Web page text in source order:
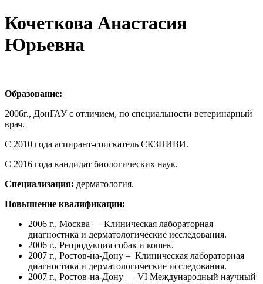
Кочеткова Анастасия
Юрьевна
Образование:
2006г., ДонГАУ с отличием, по специальности ветеринарный
врач.
С 2010 года аспирант-соискатель СКЗНИВИ.
C 2016 года кандидат биологических наук.
Специализация: дерматология.
Повышение квалификации:
2006 г., Москва — Клиническая лабораторная
диагностика и дерматологические исследования.
2006 г., Репродукция собак и кошек.
2007 г., Ростов-на-Дону – Клиническая лабораторная
диагностика и дерматологические исследования.
2007 г., Ростов-на-Дону — VI Международный научный